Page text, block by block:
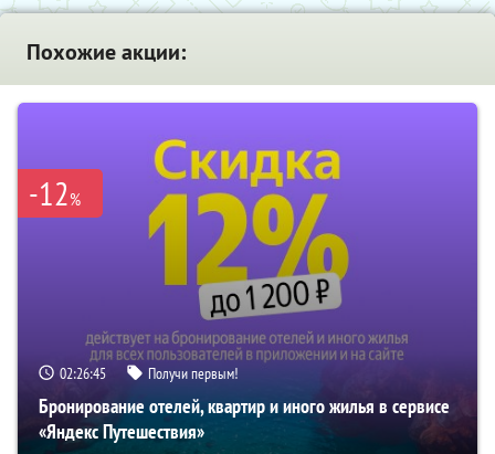
Похожие акции:
-12%
02:26:44 Получи первым!
Бронирование отелей, квартир и иного жилья в сервисе
«Яндекс Путешествия»